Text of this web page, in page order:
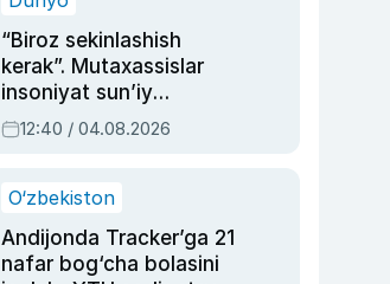
“Biroz sekinlashish
kerak”. Mutaxassislar
insoniyat sun’iy
intellektni boshqara
olmay qolishidan xavotir
12:40 / 04.08.2026
O‘zbekiston
Andijonda Tracker’ga 21
nafar bog‘cha bolasini